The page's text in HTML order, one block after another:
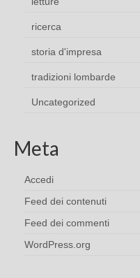
ricerca
storia d'impresa
tradizioni lombarde
Uncategorized
Meta
Accedi
Feed dei contenuti
Feed dei commenti
WordPress.org